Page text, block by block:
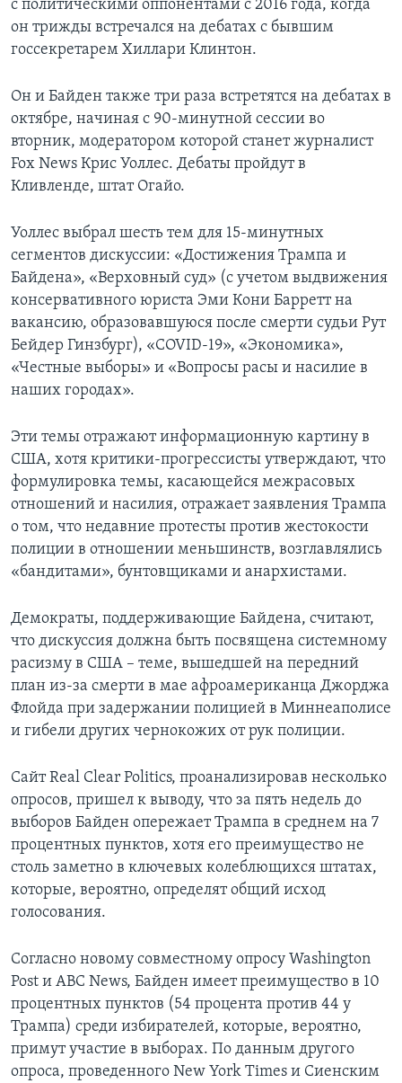
с политическими оппонентами с 2016 года, когда
он трижды встречался на дебатах с бывшим
госсекретарем Хиллари Клинтон.
Он и Байден также три раза встретятся на дебатах в
октябре, начиная с 90-минутной сессии во
вторник, модератором которой станет журналист
Fox News Крис Уоллес. Дебаты пройдут в
Кливленде, штат Огайо.
Уоллес выбрал шесть тем для 15-минутных
сегментов дискуссии: «Достижения Трампа и
Байдена», «Верховный суд» (с учетом выдвижения
консервативного юриста Эми Кони Барретт на
вакансию, образовавшуюся после смерти судьи Рут
Бейдер Гинзбург), «COVID-19», «Экономика»,
«Честные выборы» и «Вопросы расы и насилие в
наших городах».
Эти темы отражают информационную картину в
США, хотя критики-прогрессисты утверждают, что
формулировка темы, касающейся межрасовых
отношений и насилия, отражает заявления Трампа
о том, что недавние протесты против жестокости
полиции в отношении меньшинств, возглавлялись
«бандитами», бунтовщиками и анархистами.
Демократы, поддерживающие Байдена, считают,
что дискуссия должна быть посвящена системному
расизму в США – теме, вышедшей на передний
план из-за смерти в мае афроамериканца Джорджа
Флойда при задержании полицией в Миннеаполисе
и гибели других чернокожих от рук полиции.
Сайт Real Clear Politics, проанализировав несколько
опросов, пришел к выводу, что за пять недель до
выборов Байден опережает Трампа в среднем на 7
процентных пунктов, хотя его преимущество не
столь заметно в ключевых колеблющихся штатах,
которые, вероятно, определят общий исход
голосования.
Согласно новому совместному опросу Washington
Post и ABC News, Байден имеет преимущество в 10
процентных пунктов (54 процента против 44 у
Трампа) среди избирателей, которые, вероятно,
примут участие в выборах. По данным другого
опроса, проведенного New York Times и Сиенским